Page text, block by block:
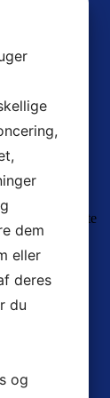
døgnet rundt
være
tiden er på
mange
du ikke drømte
Du kan læse
og
dit CRM
dem
eller
deres
du
og